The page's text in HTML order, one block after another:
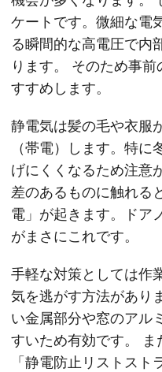
ケートです。微細な電
る瞬間的な高電圧で内
ります。 そのため事
すすめします。
静電気は髪の毛や衣服
（帯電）します。特
げにくくなるため注意
差のあるものに触れる
電」が起きます。ドア
がまさにこれです。
手軽な対策としては作
気を逃がす方法があり
い金属部分や窓のアル
すいため有効です。 ま
「静電防止リストスト